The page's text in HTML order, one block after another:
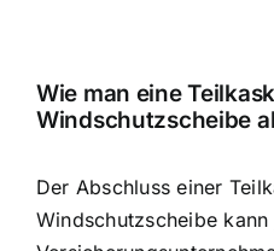
Wie man eine
Windschutzscheibe
Der Abschluss einer
Windschutzscheibe kann